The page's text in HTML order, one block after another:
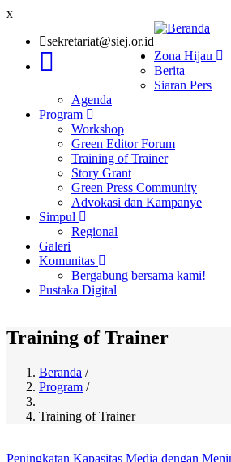
x
sekretariat@siej.or.id
Main
navigation
Zona Hijau
Berita
Siaran Pers
Agenda
Program
Workshop
Green Editor Forum
Training of Trainer
Story Grant
Green Press Community
Advokasi dan Kampanye
Simpul
Regional
Galeri
Komunitas
Bergabung bersama kami!
Pustaka Digital
Training of Trainer
Breadcrumb
Beranda /
Program /
Training of Trainer
Peningkatan Kapasitas Media dengan